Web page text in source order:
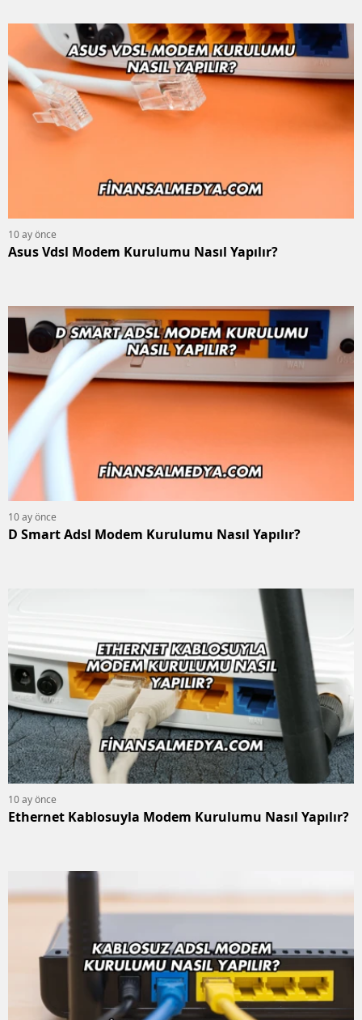
10 ay önce
Asus Vdsl Modem Kurulumu Nasıl Yapılır?
10 ay önce
D Smart Adsl Modem Kurulumu Nasıl Yapılır?
10 ay önce
Ethernet Kablosuyla Modem Kurulumu Nasıl Yapılır?